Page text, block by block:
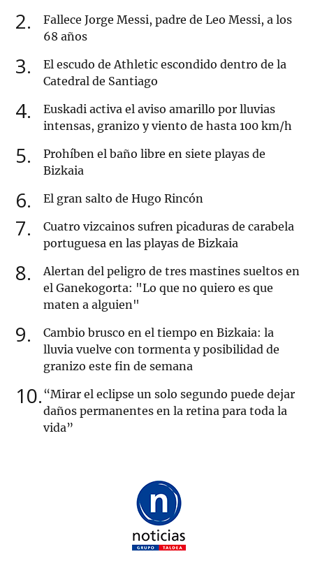
2
Fallece Jorge Messi, padre de Leo Messi, a los
68 años
3
El escudo de Athletic escondido dentro de la
Catedral de Santiago
4
Euskadi activa el aviso amarillo por lluvias
intensas, granizo y viento de hasta 100 km/h
5
Prohíben el baño libre en siete playas de
Bizkaia
6 El gran salto de Hugo Rincón
7
Cuatro vizcainos sufren picaduras de carabela
portuguesa en las playas de Bizkaia
8
Alertan del peligro de tres mastines sueltos en
el Ganekogorta: "Lo que no quiero es que
maten a alguien"
9
Cambio brusco en el tiempo en Bizkaia: la
lluvia vuelve con tormenta y posibilidad de
granizo este fin de semana
10 “Mirar el eclipse un solo segundo puede dejar
daños permanentes en la retina para toda la
vida”